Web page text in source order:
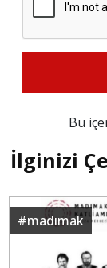
Bu
İlginizi
#madımak